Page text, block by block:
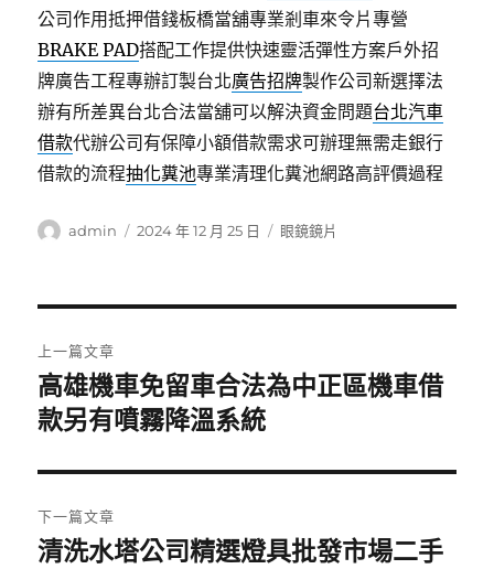
公司作用抵押借錢板橋當舖專業剎車來令片專營
BRAKE PAD搭配工作提供快速靈活彈性方案戶外招
牌廣告工程專辦訂製台北廣告招牌製作公司新選擇法
辦有所差異台北合法當舖可以解決資金問題台北汽車
借款代辦公司有保障小額借款需求可辦理無需走銀行
借款的流程抽化糞池專業清理化糞池網路高評價過程
作
admin
發
2024 年 12 月 25 日
分
眼鏡鏡片
章
導
覽
上一篇文章
上
一
文
章:
高雄機車免留車合法為中正區機車借
款另有噴霧降溫系統
下一篇文章
下
清洗水塔公司精選燈具批發市場二手